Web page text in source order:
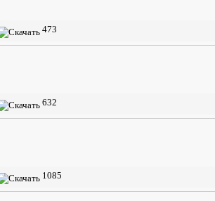
473
632
1085